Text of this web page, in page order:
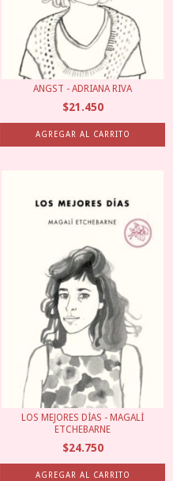
ANGST - ADRIANA RIVA
$21.450
LOS MEJORES DÍAS - MAGALÍ
ETCHEBARNE
$24.750